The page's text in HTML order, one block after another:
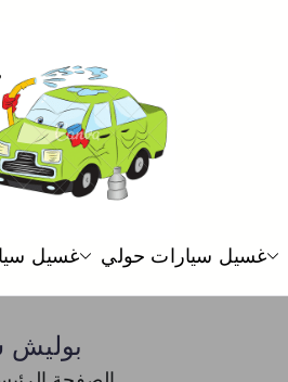
غسيل سيارات حولي غسيل
بوليش